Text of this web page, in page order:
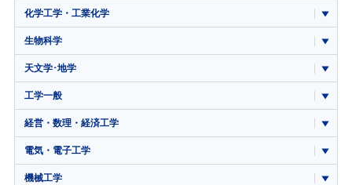
化学工学・工業化学
生物科学
天文学･地学
工学一般
経営・数理・経済工学
電気・電子工学
機械工学